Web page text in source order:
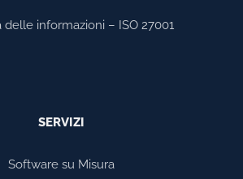
delle informazioni – ISO 27001
SERVIZI
Software su Misura